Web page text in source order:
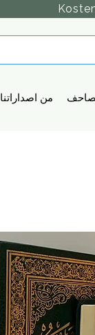
من اصداراتنا